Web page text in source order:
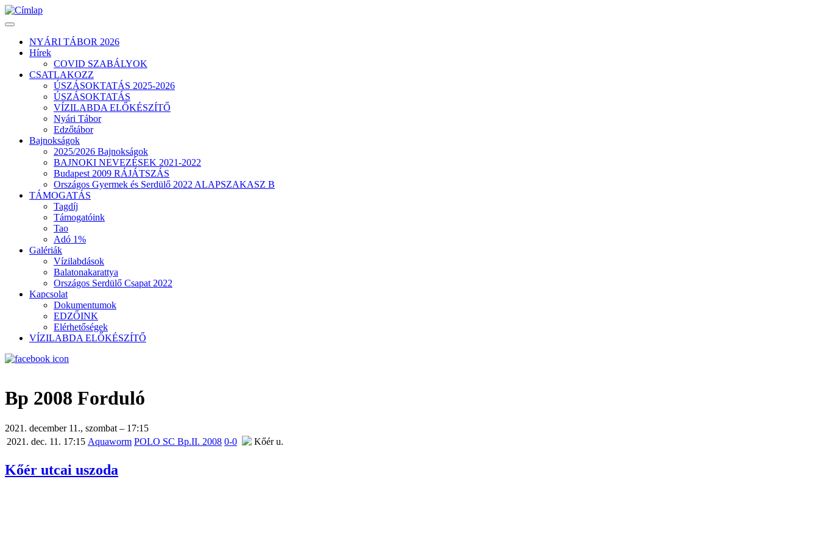
Ugrás
a
Fő
navigáció
NYÁRI TÁBOR 2026
Hírek
COVID SZABÁLYOK
CSATLAKOZZ
ÚSZÁSOKTATÁS 2025-2026
ÚSZÁSOKTATÁS
VÍZILABDA ELŐKÉSZÍTŐ
Nyári Tábor
Edzőtábor
Bajnokságok
2025/2026 Bajnokságok
BAJNOKI NEVEZÉSEK 2021-2022
Budapest 2009 RÁJÁTSZÁS
Országos Gyermek és Serdülő 2022 ALAPSZAKASZ B
TÁMOGATÁS
Tagdíj
Támogatóink
Tao
Adó 1%
Galériák
Vízilabdások
Balatonakarattya
Országos Serdülő Csapat 2022
Kapcsolat
Dokumentumok
EDZŐINK
Elérhetőségek
VÍZILABDA ELŐKÉSZÍTŐ
Bp 2008 Forduló
2021. december 11., szombat – 17:15
2021. dec. 11. 17:15 Aquaworm POLO SC Bp.II. 2008 0-0 Kőér u.
Kőér utcai uszoda